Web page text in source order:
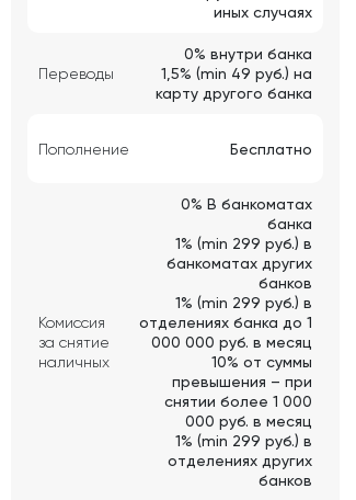
иных случаях
Переводы
0% внутри банка
1,5% (min 49 руб.) на
карту другого банка
Пополнение Бесплатно
Комиссия
за снятие
наличных
0% В банкоматах
банка
1% (min 299 руб.) в
банкоматах других
банков
1% (min 299 руб.) в
отделениях банка до 1
000 000 руб. в месяц
10% от суммы
превышения – при
снятии более 1 000
000 руб. в месяц
1% (min 299 руб.) в
отделениях других
банков